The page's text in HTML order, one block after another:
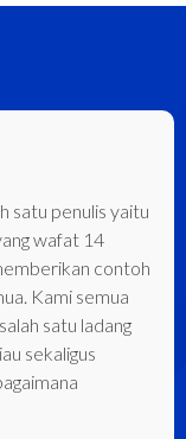
satu penulis yaitu
wafat 14
contoh
Kami semua
satu ladang
sekaligus